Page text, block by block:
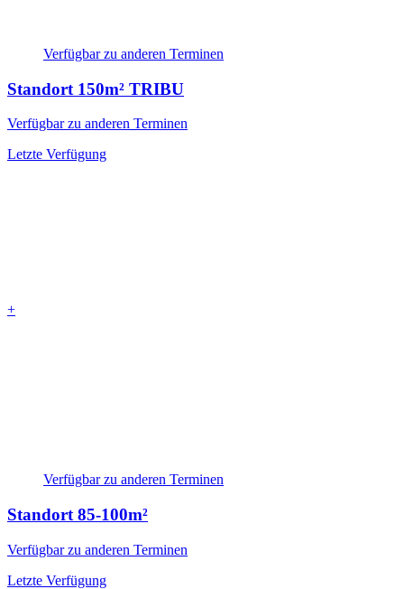
Verfügbar zu anderen Terminen
Standort 150m² TRIBU
Verfügbar zu anderen Terminen
Letzte Verfügung
+
Verfügbar zu anderen Terminen
Standort 85-100m²
Verfügbar zu anderen Terminen
Letzte Verfügung